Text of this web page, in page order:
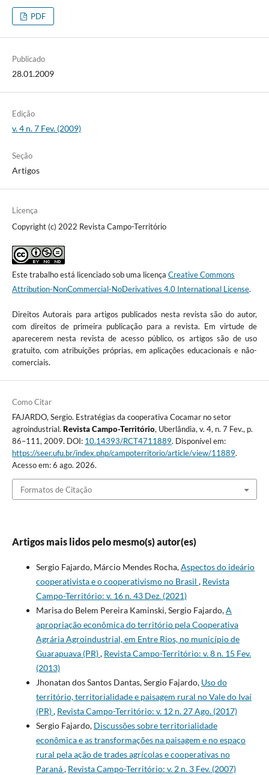
PDF
Publicado
28.01.2009
Edição
v. 4 n. 7 Fev. (2009)
Seção
Artigos
Licença
Copyright (c) 2022 Revista Campo-Território
Este trabalho está licenciado sob uma licença Creative Commons
Attribution-NonCommercial-NoDerivatives 4.0 International License.
Direitos Autorais para artigos publicados nesta revista são do autor,
com direitos de primeira publicação para a revista. Em virtude de
aparecerem nesta revista de acesso público, os artigos são de uso
gratuito, com atribuições próprias, em aplicações educacionais e não-
comerciais.
Como Citar
FAJARDO, Sergio. Estratégias da cooperativa Cocamar no setor
agroindustrial. Revista Campo-Território, Uberlândia, v. 4, n. 7 Fev., p.
86–111, 2009. DOI: 10.14393/RCT4711889. Disponível em:
https://seer.ufu.br/index.php/campoterritorio/article/view/11889.
Acesso em: 6 ago. 2026.
Formatos de Citação
Artigos mais lidos pelo mesmo(s) autor(es)
Sergio Fajardo, Márcio Mendes Rocha,Aspectos do ideário
cooperativista e o cooperativismo no Brasil , Revista
Campo-Território: v. 16 n. 43 Dez. (2021)
Marisa do Belem Pereira Kaminski, Sergio Fajardo,A
apropriação econômica do território pela Cooperativa
Agrária Agroindustrial, em Entre Rios, no município de
Guarapuava (PR), Revista Campo-Território: v. 8 n. 15 Fev.
(2013)
Jhonatan dos Santos Dantas, Sergio Fajardo, Uso do
território, territorialidade e paisagem rural no Vale do Ivaí
(PR), Revista Campo-Território: v. 12 n. 27 Ago. (2017)
Sergio Fajardo, Discussões sobre territorialidade
econômica e as transformações na paisagem e no espaço
rural pela ação de trades agrícolas e cooperativas no
Paraná, Revista Campo-Território: v. 2 n. 3 Fev. (2007)